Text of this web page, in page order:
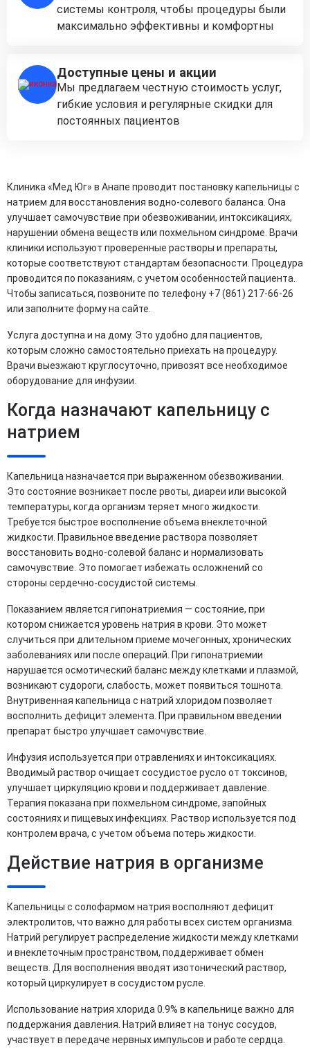
системы контроля, чтобы процедуры были
максимально эффективны и комфортны
Доступные цены и акции
Мы предлагаем честную стоимость услуг,
гибкие условия и регулярные скидки для
постоянных пациентов
Клиника «Мед Юг» в Анапе проводит постановку капельницы с
натрием для восстановления водно-солевого баланса. Она
улучшает самочувствие при обезвоживании, интоксикациях,
нарушении обмена веществ или похмельном синдроме. Врачи
клиники используют проверенные растворы и препараты,
которые соответствуют стандартам безопасности. Процедура
проводится по показаниям, с учетом особенностей пациента.
Чтобы записаться, позвоните по телефону +7 (861) 217-66-26
или заполните форму на сайте.
Услуга доступна и на дому. Это удобно для пациентов,
которым сложно самостоятельно приехать на процедуру.
Врачи выезжают круглосуточно, привозят все необходимое
оборудование для инфузии.
Когда назначают капельницу с
натрием
Капельница назначается при выраженном обезвоживании.
Это состояние возникает после рвоты, диареи или высокой
температуры, когда организм теряет много жидкости.
Требуется быстрое восполнение объема внеклеточной
жидкости. Правильное введение раствора позволяет
восстановить водно-солевой баланс и нормализовать
самочувствие. Это помогает избежать осложнений со
стороны сердечно-сосудистой системы.
Показанием является гипонатриемия — состояние, при
котором снижается уровень натрия в крови. Это может
случиться при длительном приеме мочегонных, хронических
заболеваниях или после операций. При гипонатриемии
нарушается осмотический баланс между клетками и плазмой,
возникают судороги, слабость, может появиться тошнота.
Внутривенная капельница с натрий хлоридом позволяет
восполнить дефицит элемента. При правильном введении
препарат быстро улучшает самочувствие.
Инфузия используется при отравлениях и интоксикациях.
Вводимый раствор очищает сосудистое русло от токсинов,
улучшает циркуляцию крови и поддерживает давление.
Терапия показана при похмельном синдроме, запойных
состояниях и пищевых инфекциях. Раствор используется под
контролем врача, с учетом объема потерь жидкости.
Действие натрия в организме
Капельницы с солофармом натрия восполняют дефицит
электролитов, что важно для работы всех систем организма.
Натрий регулирует распределение жидкости между клетками
и внеклеточным пространством, поддерживает обмен
веществ. Для восполнения вводят изотонический раствор,
который циркулирует в сосудистом русле.
Использование натрия хлорида 0.9% в капельнице важно для
поддержания давления. Натрий влияет на тонус сосудов,
участвует в передаче нервных импульсов и работе сердца.